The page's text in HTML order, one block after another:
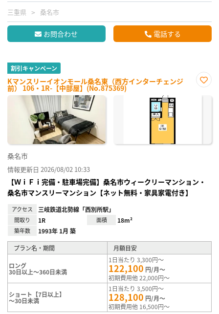
三重県 桑名市
お問合わせ 電話する
割引キャンペーン
Kマンスリーイオンモール桑名東（西方インターチェンジ
前） 106・1R-【中部屋】(No.875369)
に入
桑名市
情報更新日 2026/08/02 10:33
【ＷｉＦｉ完備・駐車場完備】桑名市ウィークリーマンション・
桑名市マンスリーマンション【ネット無料・家具家電付き】
アクセス 三岐鉄道北勢線「西別所駅」
間取り 1R 面積 18m²
築年数 1993年 1月 築
プラン名・期間 月額目安
ロング
30日以上～360日未満
1日当たり 3,300円～
122,100 円/月～
初期費用他 22,000円～
ショート【7日以上】
～30日未満
1日当たり 3,500円～
128,100 円/月～
初期費用他 16,500円～